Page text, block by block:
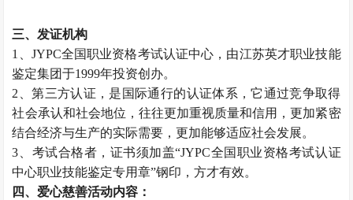
三、发证机构
1、JYPC全国职业资格考试认证中心，由江苏英才职业技能
鉴定集团于1999年投资创办。
2、第三方认证，是国际通行的认证体系，它通过竞争取得
社会承认和社会地位，往往更加重视质量和信用，更加紧密
结合经济与生产的实际需要，更加能够适应社会发展。
3、考试合格者，证书须加盖“JYPC全国职业资格考试认证
中心职业技能鉴定专用章”钢印，方才有效。
四、爱心慈善活动内容：